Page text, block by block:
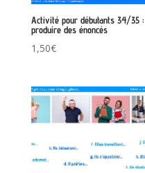
Activité pour débutants 34/35 :
produire des énoncés
1,50€